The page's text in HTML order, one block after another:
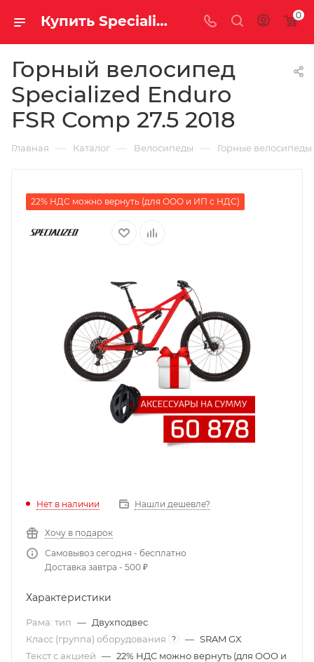
Купить Specialized Enduro FSR Comp 27.5 2018 за рублей, а со скидкой 0
Горный велосипед
Specialized Enduro
FSR Comp 27.5 2018
Главная — Каталог — Велосипеды — Горные велосипеды
22% НДС можно вернуть (для ООО и ИП с НДС)
Нет в наличии Нашли дешевле?
Хочу в подарок
Самовывоз сегодня - бесплатно
Доставка завтра - 500 ₽
Характеристики
Рама: тип — Двухподвес
Класс (группа) оборудования
? — SRAM GX
Текст с акцией — 22% НДС можно вернуть (для ООО и